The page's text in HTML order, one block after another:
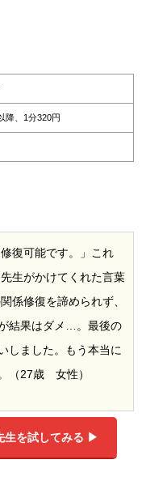
降、1分320円
復可能です。」これ
生がかけてくれた言葉
係修復を諦められず、
結果はダメ…。最後の
しました。もう本当に
（27歳 女性）
生を試してみる ▶︎